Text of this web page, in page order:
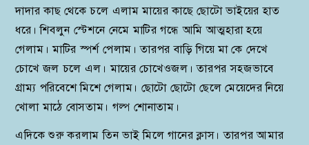
দাদার কাছ থেকে চলে এলাম মায়ের কাছে ছোটো ভাইয়ের হাত
ধরে। শিবলুন স্টেশনে নেমে মাটির গন্ধে আমি আত্মহারা হয়ে
গেলাম। মাটির স্পর্শ পেলাম। তারপর বাড়ি গিয়ে মা কে দেখে
চোখে জল চলে এল। মায়ের চোখেওজল। তারপর সহজভাবে
গ্রাম্য পরিবেশে মিশে গেলাম। ছোটো ছোটো ছেলে মেয়েদের নিয়ে
খোলা মাঠে বোসতাম। গল্প শোনাতাম।
এদিকে শুরু করলাম তিন ভাই মিলে গানের ক্লাস। তারপর আমার